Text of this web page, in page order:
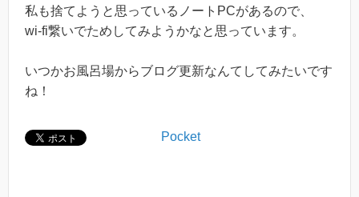
私も捨てようと思っているノートPCがあるので、
wi-fi繋いでためしてみようかなと思っています。
いつかお風呂場からブログ更新なんてしてみたいです
ね！
Pocket